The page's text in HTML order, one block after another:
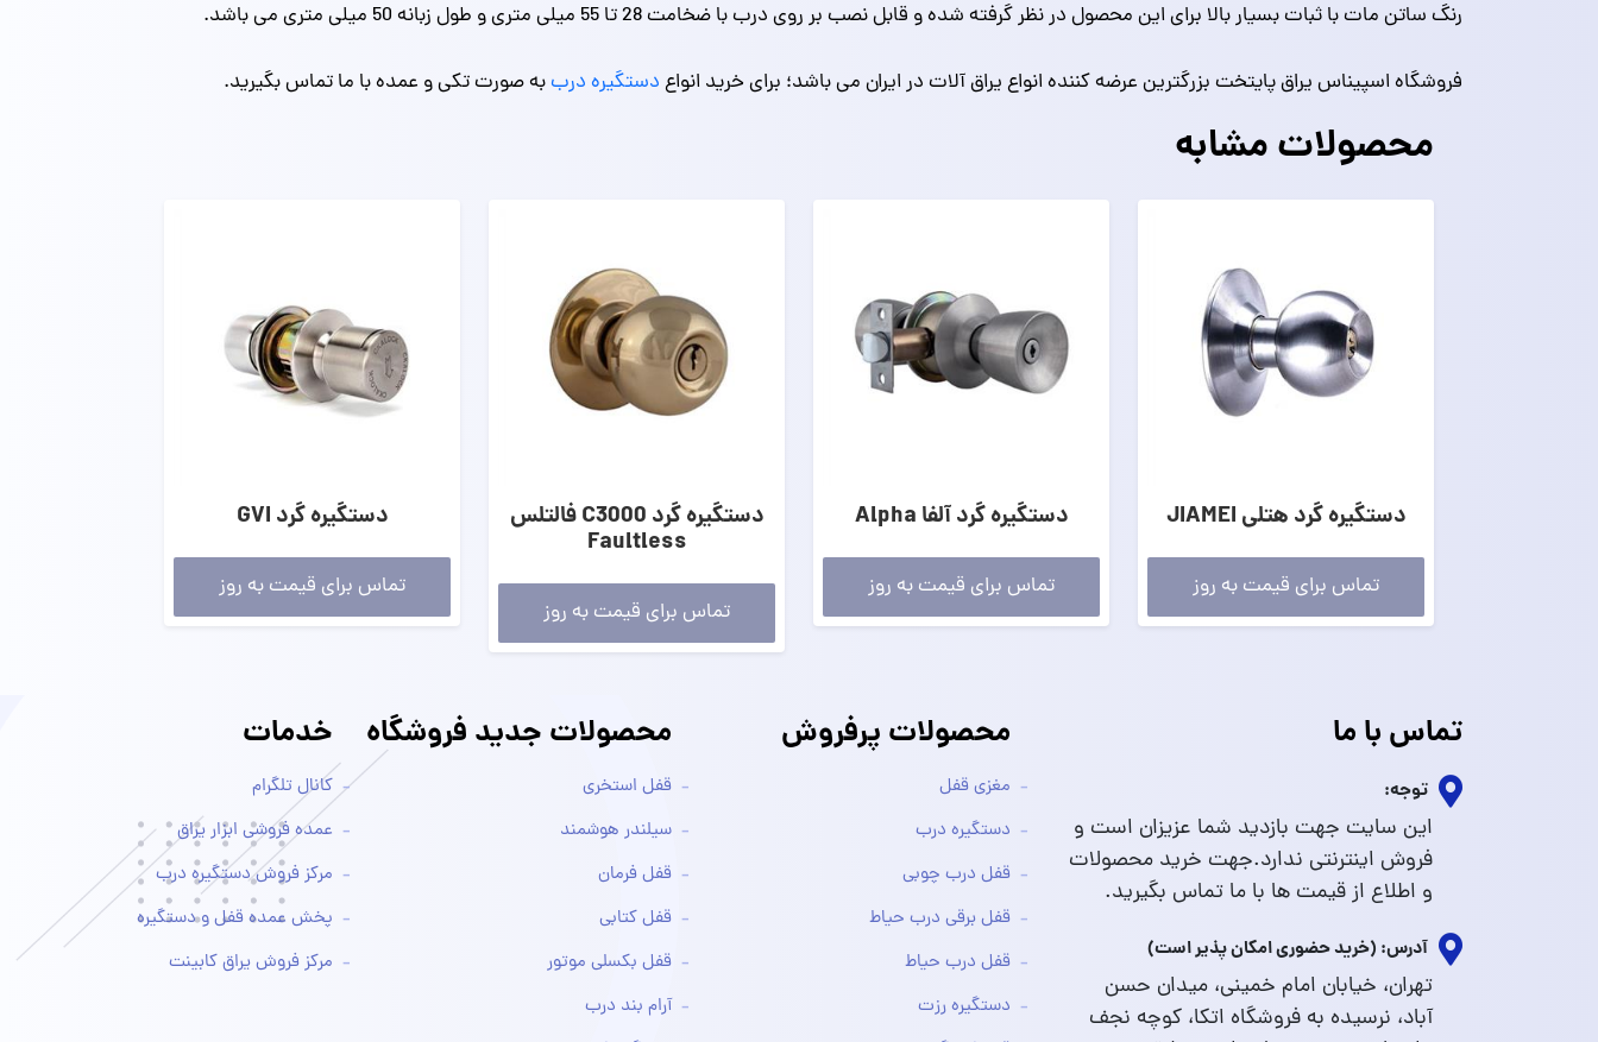
رنگ ساتن مات با ثبات بسیار بالا برای این محصول در نظر گرفته شده و قابل نصب بر روی درب با ضخامت 28 تا 55 میلی متری و طول زبانه 50 میلی متری می باشد.
فروشگاه اسپیناس یراق پایتخت بزرگترین عرضه کننده انواع یراق آلات در ایران می باشد؛ برای خرید انواعدستگیره درببه صورت تکی و عمده با ما تماس بگیرید.
محصولات مشابه
دستگیره گرد هتلی JIAMEI
تماس برای قیمت به روز
دستگیره گرد آلفا Alpha
تماس برای قیمت به روز
دستگیره گرد C3000 فالتلس
Faultless
تماس برای قیمت به روز
دستگیره گرد GVI
تماس برای قیمت به روز
تماس با ما
توجه:
این سایت جهت بازدید شما عزیزان است و
فروش اینترنتی ندارد.جهت خرید محصولات
و اطلاع از قیمت ها با ما تماس بگیرید.
آدرس: (خرید حضوری امکان پذیر است)
تهران، خیابان امام خمینی، میدان حسن
آباد، نرسیده به فروشگاه اتکا، کوچه نجف
محصولات پرفروش
مغزی قفل
دستگیره درب
قفل درب چوبی
قفل برقی درب حیاط
قفل درب حیاط
دستگیره رزت
محصولات جدید فروشگاه
قفل استخری
سیلندر هوشمند
قفل فرمان
قفل کتابی
قفل بکسلی موتور
آرام بند درب
خدمات
کانال تلگرام
عمده فروشی ابزار یراق
مرکز فروش دستگیره درب
پخش عمده قفل و دستگیره
مرکز فروش یراق کابینت